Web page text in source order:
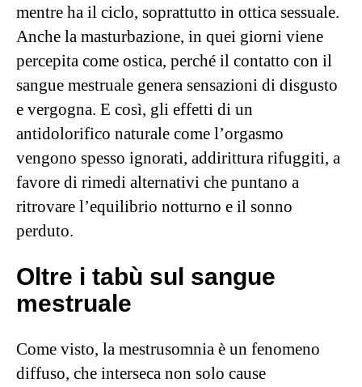
mentre ha il ciclo, soprattutto in ottica sessuale.
Anche la masturbazione, in quei giorni viene
percepita come ostica, perché il contatto con il
sangue mestruale genera sensazioni di disgusto
e vergogna. E così, gli effetti di un
antidolorifico naturale come l’orgasmo
vengono spesso ignorati, addirittura rifuggiti, a
favore di rimedi alternativi che puntano a
ritrovare l’equilibrio notturno e il sonno
perduto.
Oltre i tabù sul sangue
mestruale
Come visto, la mestrusomnia è un fenomeno
diffuso, che interseca non solo cause